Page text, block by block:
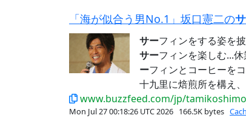
「海が似合う男No.1」坂口憲二の
サーフィンをする姿を
サーフィンを楽しむ...
ーフィンとコーヒーを
十九里に焙煎所を構え
www.buzzfeed.com/jp/
Mon Jul 27 00:18:26 UTC 2026 166.5K bytes